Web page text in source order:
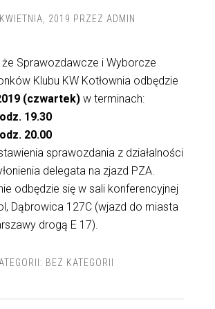
2019 PRZEZ ADMIN
że Sprawozdawcze i Wyborcze
Klubu KW Kotłownia odbędzie
(czwartek)w terminach:
19.30
20.00
sprawozdania z działalności
delegata na zjazd PZA.
odbędzie się w sali konferencyjnej
Dąbrowica 127C (wjazd do miasta
drogą E 17).
BEZ KATEGORII